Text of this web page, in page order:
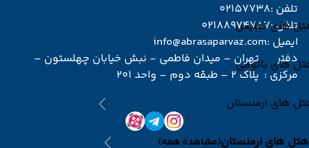
های تفلیس
های باتومی
های ارمنستان
هتل های ارمنستان(مشاهده همه)
تلفن :02157738
تلفن :02188974787
ایمیل :info@abrasaparvaz.com
دفتر
مرکزی :
تهران – میدان فاطمی - نبش خیابان چهلستون –
پلاک 2 – طبقه دوم – واحد 201